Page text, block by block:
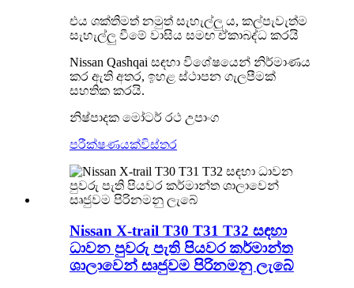
එය ශක්තිමත් නමුත් සැහැල්ලු ය, කල්පැවැත්ම
සැහැල්ලු වීමේ වාසිය සමඟ ඒකාබද්ධ කරයි
Nissan Qashqai සඳහා විශේෂයෙන් නිර්මාණය
කර ඇති අතර, ඉහළ ස්ථාපන ගැලපීමක්
සහතික කරයි.
නිෂ්පාදක මෝටර් රථ උපාංග
පරීක්ෂණයක්විස්තර
Nissan X-trail T30 T31 T32 සඳහා
ධාවන පුවරු පැති පියවර කර්මාන්ත
ශාලාවෙන් සෘජුවම පිරිනමනු ලැබේ